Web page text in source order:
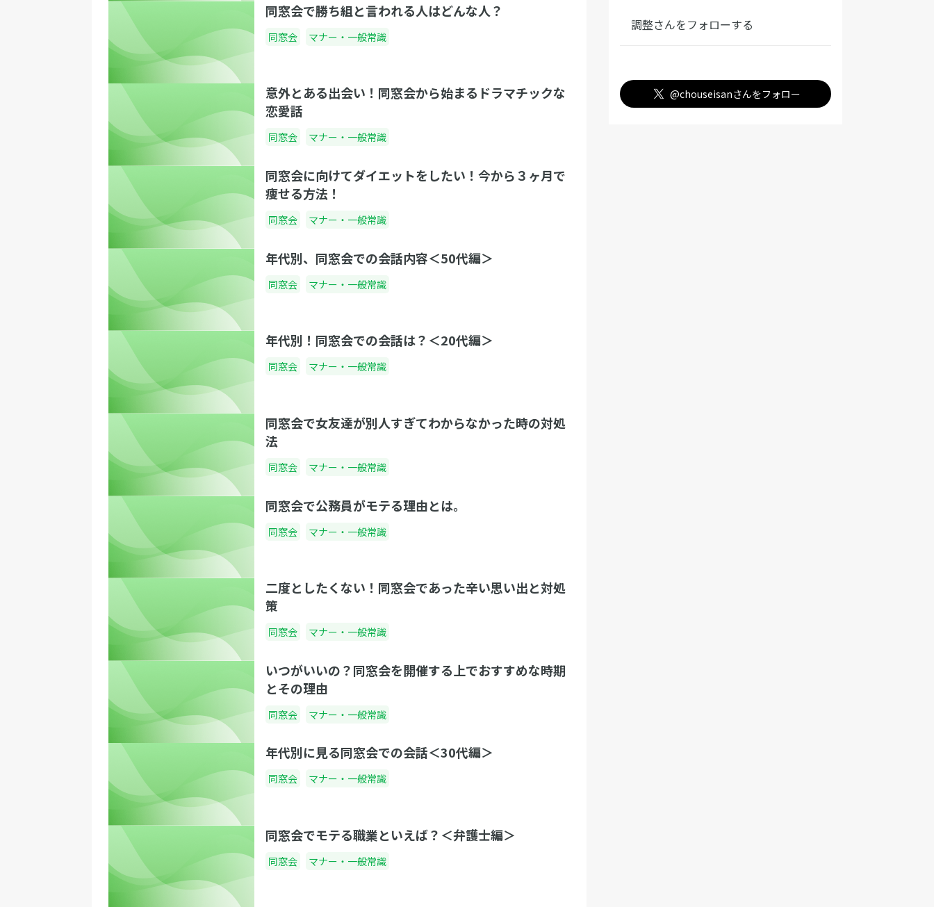
同窓会で勝ち組と言われる人はどんな人？
同窓会 マナー・一般常識
意外とある出会い！同窓会から始まるドラマチックな
恋愛話
同窓会 マナー・一般常識
同窓会に向けてダイエットをしたい！今から３ヶ月で
痩せる方法！
同窓会 マナー・一般常識
年代別、同窓会での会話内容＜50代編＞
同窓会 マナー・一般常識
年代別！同窓会での会話は？＜20代編＞
同窓会 マナー・一般常識
同窓会で女友達が別人すぎてわからなかった時の対処
法
同窓会 マナー・一般常識
同窓会で公務員がモテる理由とは。
同窓会 マナー・一般常識
二度としたくない！同窓会であった辛い思い出と対処
策
同窓会 マナー・一般常識
いつがいいの？同窓会を開催する上でおすすめな時期
とその理由
同窓会 マナー・一般常識
年代別に見る同窓会での会話＜30代編＞
同窓会 マナー・一般常識
同窓会でモテる職業といえば？＜弁護士編＞
同窓会 マナー・一般常識
調整さんをフォローする
@chouseisanさんをフォロー